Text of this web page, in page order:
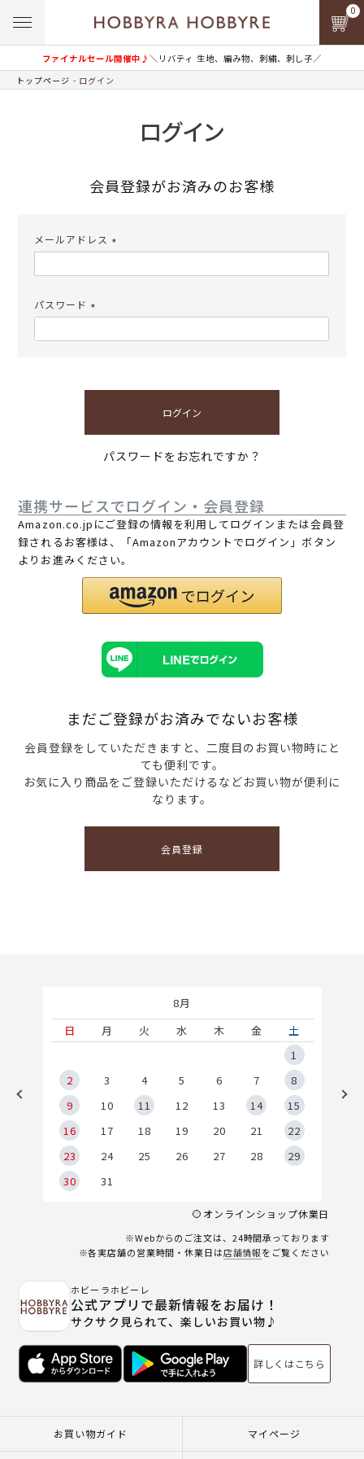
ファイナルセール開催中♪＼リバティ 生地、編み物、刺繍、刺し子／
0
トップページ ログイン
ログイン
会員登録がお済みのお客様
メールアドレス
須)
パスワード
須)
ログイン
パスワードをお忘れですか？
連携サービスでログイン・会員登録
Amazon.co.jpにご登録の情報を利用してログインまたは会員登
録されるお客様は、「Amazonアカウントでログイン」ボタン
よりお進みください。
まだご登録がお済みでないお客様
会員登録をしていただきますと、二度目のお買い物時にと
ても便利です。
お気に入り商品をご登録いただけるなどお買い物が便利に
なります。
会員登録
8月
日
月 火 水 木 金
土
1
2
3 4 5 6 7
8
9
10 11 12 13 14
15
16
17 18 19 20 21
22
23
24 25 26 27 28
29
30
31
オンラインショップ休業日
※Webからのご注文は、24時間承っております
※各実店舗の営業時間・休業日は店舗情報をご覧ください
ホビーラホビーレ
公式アプリで最新情報をお届け！
サクサク見られて、楽しいお買い物♪
詳しくはこちら
お買い物ガイド マイページ